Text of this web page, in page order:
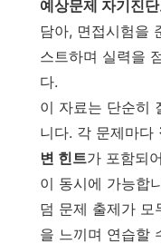
예상문제 자기진
담아, 면접시험을
스트하며 실력을
다.
이 자료는 단순히
니다. 각 문제마다
변 힌트가 포함되
이 동시에 가능합
덤 문제 출제가 모
을 느끼며 연습할